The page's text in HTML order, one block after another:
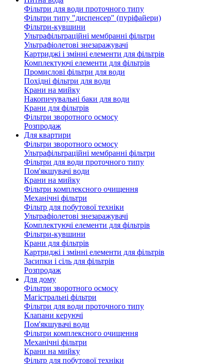
Фільтри для води проточного типу
Фільтри типу "диспенсер" (пуріфайери)
Фільтри-кувшини
Ультрафільтраційні мембранні фільтри
Ультрафіолетові знезаражувачі
Картриджі і змінні елементи для фільтрів
Комплектуючі елементи для фільтрів
Промислові фільтри для води
Похідні фільтри для води
Крани на мийку
Накопичувальні баки для води
Крани для фільтрів
Фільтри зворотного осмосу
Розпродаж
Для квартири
Фільтри зворотного осмосу
Ультрафільтраційні мембранні фільтри
Фільтри для води проточного типу
Пом'якшувачі води
Крани на мийку
Фільтри комплексного очищення
Механічні фільтри
Фільтр для побутової техніки
Ультрафіолетові знезаражувачі
Комплектуючі елементи для фільтрів
Фільтри-кувшини
Крани для фільтрів
Картриджі і змінні елементи для фільтрів
Засипки і сіль для фільтрів
Розпродаж
Для дому
Фільтри зворотного осмосу
Магістральні фільтри
Фільтри для води проточного типу
Клапани керуючі
Пом'якшувачі води
Фільтри комплексного очищення
Механічні фільтри
Крани на мийку
Фільтр для побутової техніки